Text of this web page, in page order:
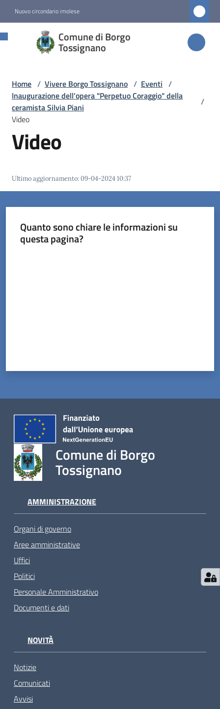
Nuovo circondario imolese
Comune di Borgo
Tossignano
Comune di
Borgo
Amministrazione
Novità
Tossignano
Menu selezionato
gli
Home / Vivere Borgo Tossignano / Eventi /
Inaugurazione dell'opera "Perpetuo Coraggio" della
ceramista Silvia Piani
/
Video
Video
Ultimo aggiornamento:09-04-2024 10:37
Quanto sono chiare le informazioni su
questa pagina?
Comune di Borgo
Tossignano
AMMINISTRAZIONE
Organi di governo
Aree amministrative
Uffici
Politici
Personale Amministrativo
Documenti e dati
NOVITÀ
Notizie
Comunicati
Avvisi